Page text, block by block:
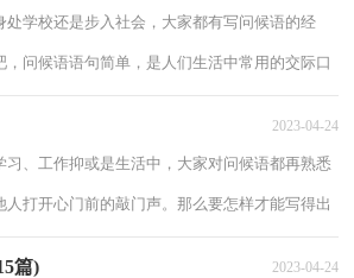
处学校还是步入社会，大家都有写问候语的经
，问候语语句简单，是人们生活中常用的交际口
2023-04-24
习、工作抑或是生活中，大家对问候语都再熟悉
人打开心门前的敲门声。那么要怎样才能写得出
篇) 2023-04-24